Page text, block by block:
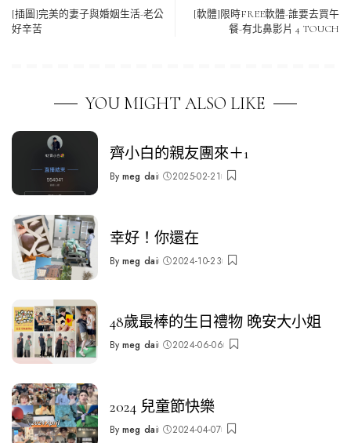
[插圖]完美的妻子與婚姻生活-老公
好辛苦
[軟體]限時FREE軟體-誰要去買午
餐-有北鼻影片 4 TOUCH
YOU MIGHT ALSO LIKE
齊小白的親友團來＋1
Posted
By meg dai 2025-02-21
幸好！你還在
Posted
By meg dai 2024-10-23
48歲最棒的生日禮物 晚安大小姐
Posted
By meg dai 2024-06-06
2024 兒童節快樂
Posted
By meg dai 2024-04-07